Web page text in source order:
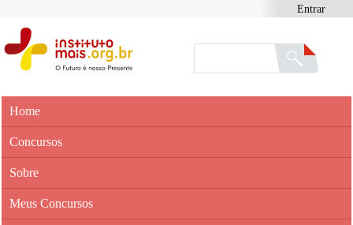
Entrar
Home
Concursos
Sobre
Meus Concursos